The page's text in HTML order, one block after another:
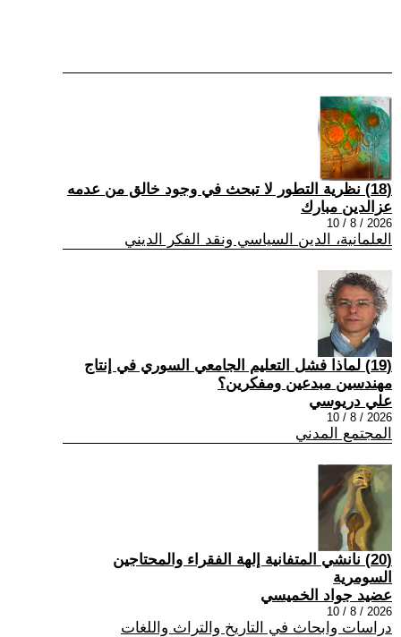
(18) نظرية التطور لا تبحث في وجود خالق من عدمه
عزالدين مبارك
2026 / 8 / 10
العلمانية، الدين السياسي ونقد الفكر الديني
(19) لماذا فشل التعليم الجامعي السوري في إنتاج
مهندسين مبدعين ومفكرين؟
علي دريوسي
2026 / 8 / 10
المجتمع المدني
(20) نانشي المتفانية إلهة الفقراء والمحتاجين
السومرية
عضيد جواد الخميسي
2026 / 8 / 10
دراسات وابحاث في التاريخ والتراث واللغات